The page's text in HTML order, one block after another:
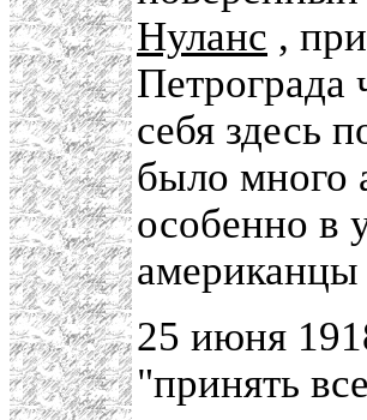
Нуланс ,
Петрограда
себя здесь
было много
особенно в
25 июня
"принять